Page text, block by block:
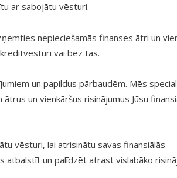
ar sabojātu vēsturi.
nepieciešamās finanses ātri un
vai bez tās.
un papildus pārbaudēm. Mēs
un vienkāršus risinājumus Jūsu
vēsturi, lai atrisinātu savas finansiālās
atbalstīt un palīdzēt atrast vislabāko